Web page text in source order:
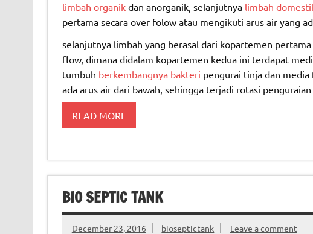
limbah organikdan anorganik, selanjutnya limbah
pertama secara over folow atau mengikuti arus air yang
selanjutnya limbah yang berasal dari kopartemen
flow, dimana didalam kopartemen kedua ini terdapat
tumbuh berkembangnya bakteri pengurai tinja dan
ada arus air dari bawah, sehingga terjadi rotasi
READ MORE
BIO SEPTIC TANK
December 23, 2016 bioseptictank Leave a comment